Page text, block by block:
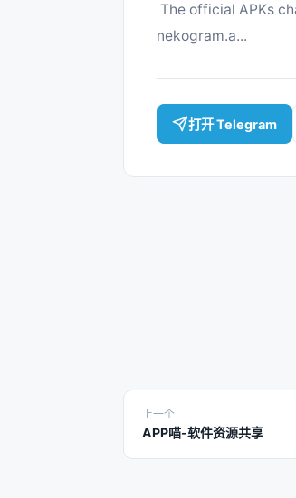
nekogram.a...
打开 Telegram
上一个
APP喵-软件资源共享